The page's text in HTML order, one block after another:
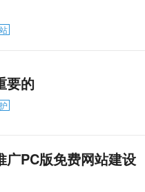
要的
广PC版免费网站建设